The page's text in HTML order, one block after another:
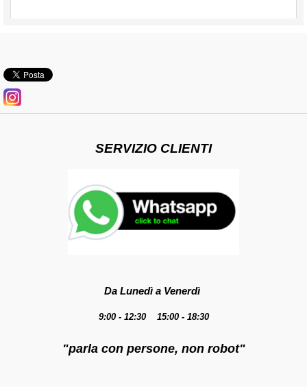
SERVIZIO CLIENTI
Da Lunedì a Venerdì
9:00 - 12:30 15:00 - 18:30
"parla con persone, non robot"